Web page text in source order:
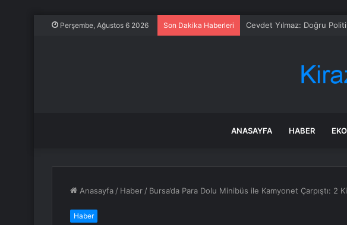
Perşembe, Ağustos 6 2026 Son Dakika Haberleri Cevdet Yılmaz: Doğru
ANASAYFA HABER
Anasayfa / Haber / Bursa’da Para Dolu Minibüs ile Kamyonet Çarpıştı: 2
Haber